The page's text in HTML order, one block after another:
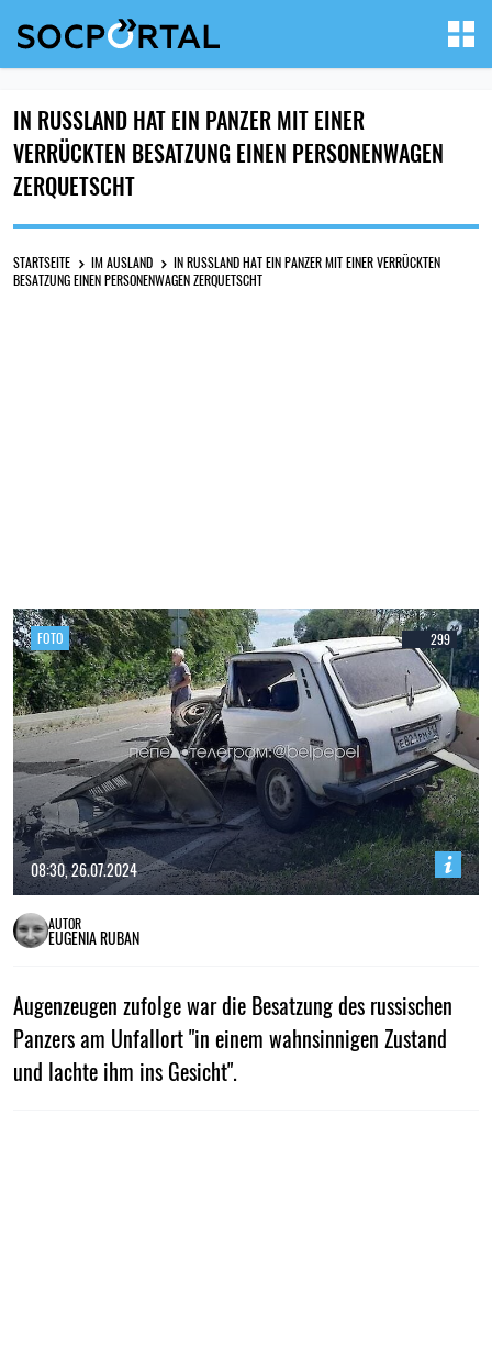
IN RUSSLAND HAT EIN PANZER MIT EINER
VERRÜCKTEN BESATZUNG EINEN PERSONENWAGEN
ZERQUETSCHT
STARTSEITE IM AUSLAND
IN RUSSLAND HAT EIN PANZER MIT EINER VERRÜCKTEN
BESATZUNG EINEN PERSONENWAGEN ZERQUETSCHT
299
FOTO
08:30, 26.07.2024
AUTOR
EUGENIA RUBAN
Augenzeugen zufolge war die Besatzung des russischen
Panzers am Unfallort "in einem wahnsinnigen Zustand
und lachte ihm ins Gesicht".